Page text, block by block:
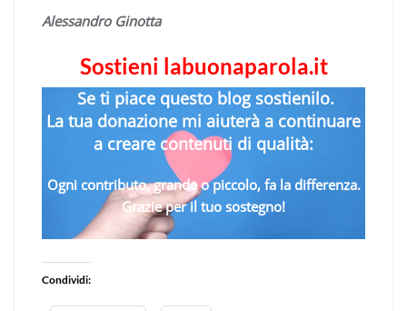
Alessandro Ginotta
Sostieni labuonaparola.it
Se ti piace questo blog sostienilo.
La tua donazione mi aiuterà a continuare
a creare contenuti di qualità:
Ogni contributo, grande o piccolo, fa la differenza.
Grazie per il tuo sostegno!
Condividi: